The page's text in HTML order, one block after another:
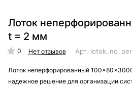
Лоток
t = 2 мм
0 Нет отзывов Арт.
Лоток неперфорированный
надежное решение для организации